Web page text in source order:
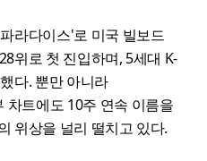
라다이스'로 미국 빌보드
위로 첫 진입하며, 5세대 K-
다. 뿐만 아니라
차트에도 10주 연속 이름을
위상을 널리 떨치고 있다.